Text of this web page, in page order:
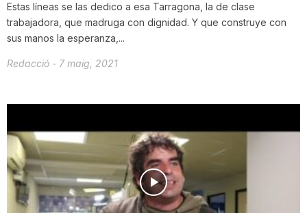
Estas líneas se las dedico a esa Tarragona, la de clase
trabajadora, que madruga con dignidad. Y que construye con
sus manos la esperanza,...
Redacció - 7 maig, 2021